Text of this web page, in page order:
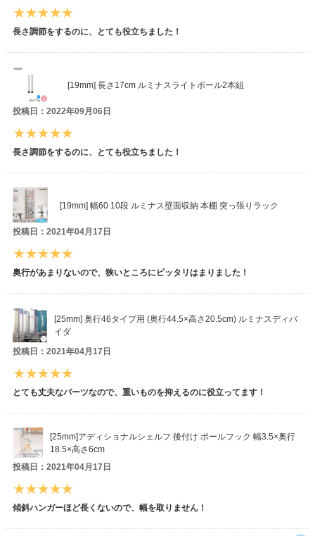
長さ調節をするのに、とても役立ちました！
[19mm] 長さ17cm ルミナスライトポール2本組
投稿日：2022年09月06日
長さ調節をするのに、とても役立ちました！
[19mm] 幅60 10段 ルミナス壁面収納 本棚 突っ張りラック
投稿日：2021年04月17日
奥行があまりないので、狭いところにピッタリはまりました！
[25mm] 奥行46タイプ用 (奥行44.5×高さ20.5cm) ルミナスディバ
イダ
投稿日：2021年04月17日
とても丈夫なパーツなので、重いものを抑えるのに役立ってます！
[25mm]アディショナルシェルフ 後付け ポールフック 幅3.5×奥行
18.5×高さ6cm
投稿日：2021年04月17日
傾斜ハンガーほど長くないので、幅を取りません！